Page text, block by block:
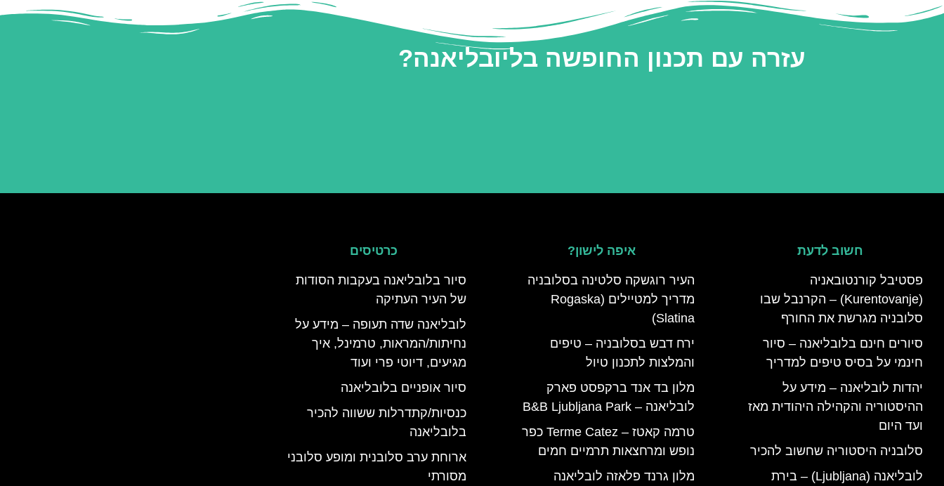
עזרה עם תכנון החופשה בליובליאנה?
חשוב לדעת
פסטיבל קורנטובאניה
(Kurentovanje) – הקרנבל שבו
סלובניה מגרשת את החורף
סיורים חינם בלובליאנה – סיור
חינמי על בסיס טיפים למדריך
יהדות לובליאנה – מידע על
ההיסטוריה והקהילה היהודית מאז
ועד היום
סלובניה היסטוריה שחשוב להכיר
לובליאנה (Ljubljana) – בירת
איפה לישון?
העיר רוגשקה סלטינה בסלובניה
מדריך למטיילים (Rogaska
Slatina)
ירח דבש בסלובניה – טיפים
והמלצות לתכנון טיול
מלון בד אנד ברקפסט פארק
לובליאנה – B&B Ljubljana Park
טרמה קאטז – Terme Catez כפר
נופש ומרחצאות תרמיים חמים
מלון גרנד פלאזה לובליאנה
כרטיסים
סיור בלובליאנה בעקבות הסודות
של העיר העתיקה
לובליאנה שדה תעופה – מידע על
נחיתות/המראות, טרמינל, איך
מגיעים, דיוטי פרי ועוד
סיור אופניים בלובליאנה
כנסיות/קתדרלות ששווה להכיר
בלובליאנה
ארוחת ערב סלובנית ומופע סלובני
מסורתי